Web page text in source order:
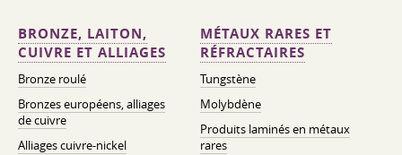
BRONZE, LAITON,
CUIVRE ET ALLIAGES
Bronze roulé
Bronzes européens, alliages
de cuivre
Alliages cuivre-nickel
MÉTAUX RARES ET
RÉFRACTAIRES
Tungstène
Molybdène
Produits laminés en métaux
rares